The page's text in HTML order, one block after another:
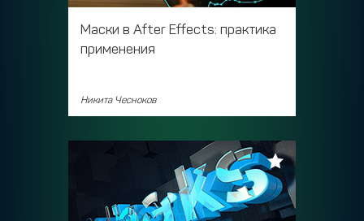
Маски в After Effects: практика
применения
Никита Чесноков